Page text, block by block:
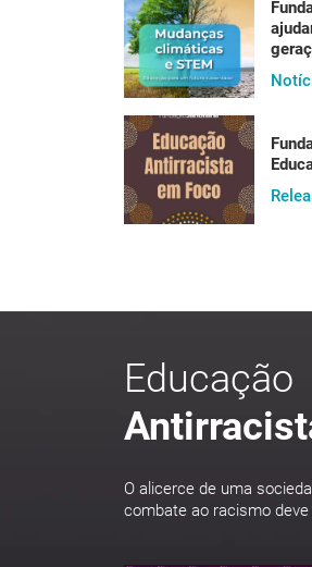
Se até alguns anos
não há mais como
um calor que [...]
LER PUBLICAÇÃO
Educação
O alicerce de uma
combate ao racismo